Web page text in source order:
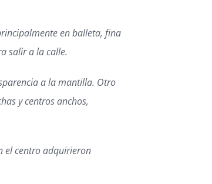
en balleta, fina
salir a la calle.
a la mantilla. Otro
y centros anchos,
el centro adquirieron